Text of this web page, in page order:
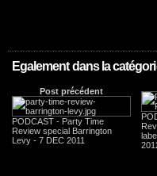
Egalement dans la
Post précédent
PODCAST - Party Time
Review special Barrington
Levy - 7 DEC 2011